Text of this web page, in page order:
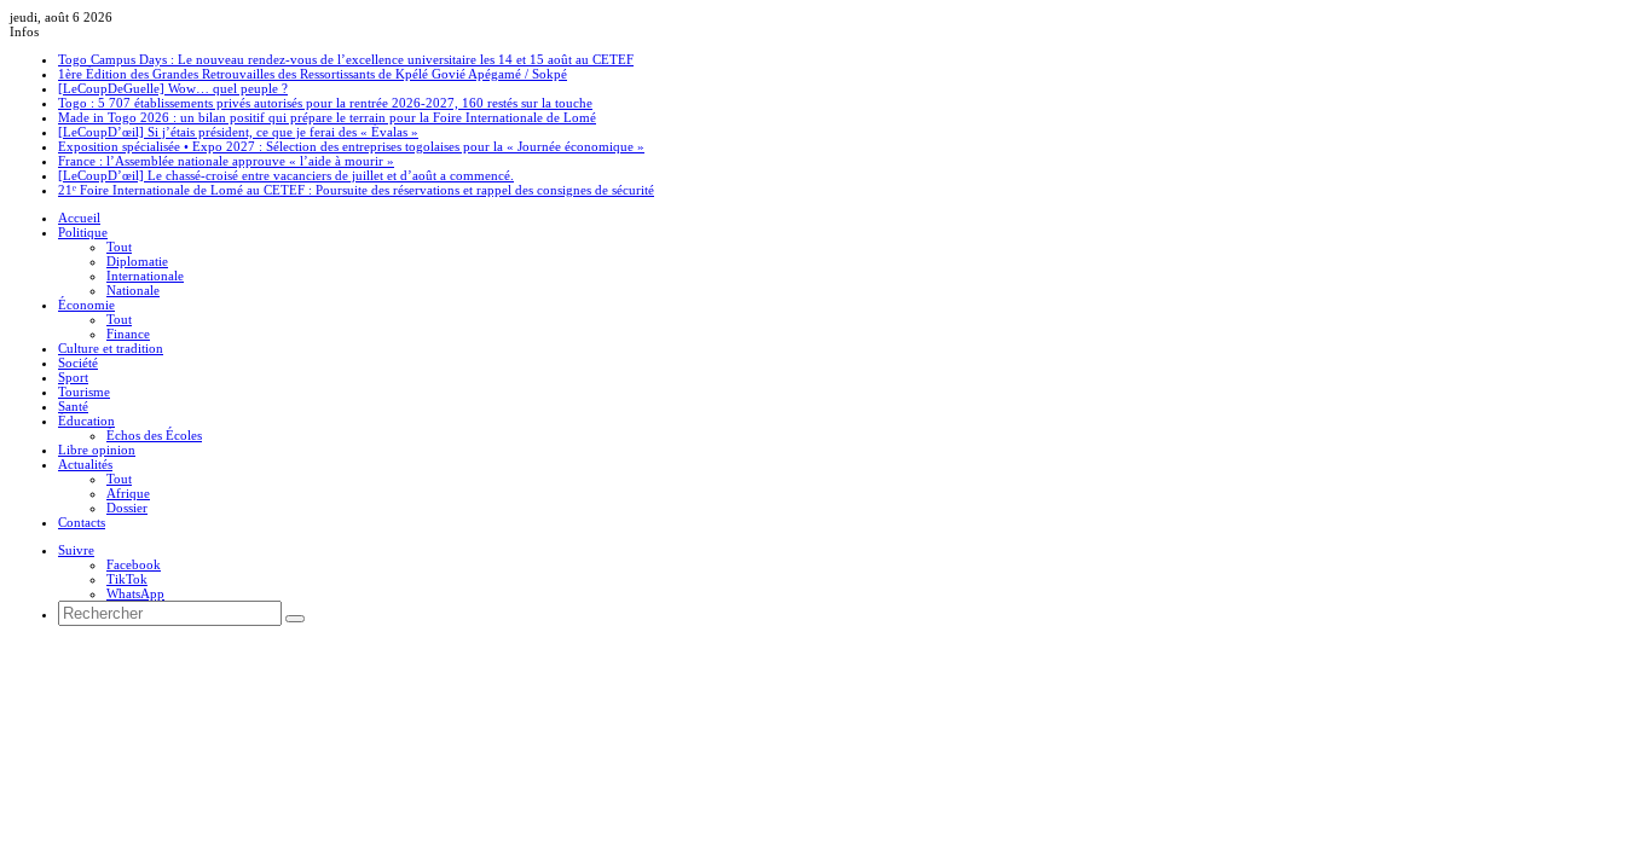
jeudi, août 6 2026
Infos
Togo Campus Days : Le nouveau rendez-vous de l’excellence universitaire les 14 et 15 août au CETEF
1ère Édition des Grandes Retrouvailles des Ressortissants de Kpélé Govié Apégamé / Sokpé
[LeCoupDeGuelle] Wow… quel peuple ?
Togo : 5 707 établissements privés autorisés pour la rentrée 2026-2027, 160 restés sur la touche
Made in Togo 2026 : un bilan positif qui prépare le terrain pour la Foire Internationale de Lomé
[LeCoupD’œil] Si j’étais président, ce que je ferai des « Évalas »
Exposition spécialisée • Expo 2027 : Sélection des entreprises togolaises pour la « Journée économique »
France : l’Assemblée nationale approuve « l’aide à mourir »
[LeCoupD’œil] Le chassé-croisé entre vacanciers de juillet et d’août a commencé.
21ᵉ Foire Internationale de Lomé au CETEF : Poursuite des réservations et rappel des consignes de sécurité
Accueil
Politique
Tout
Diplomatie
Internationale
Nationale
Économie
Tout
Finance
Culture et tradition
Société
Sport
Tourisme
Santé
Éducation
Échos des Écoles
Libre opinion
Actualités
Tout
Afrique
Dossier
Contacts
Suivre
Facebook
TikTok
WhatsApp
Rechercher